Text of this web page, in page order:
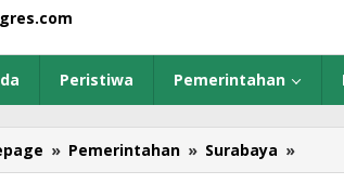
Peristiwa Pemerintahan
» Pemerintahan » Surabaya »
DBD,